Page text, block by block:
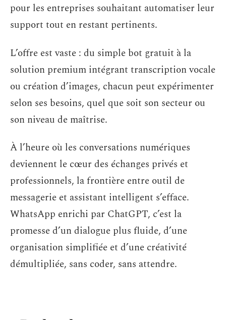
pour les entreprises souhaitant automatiser leur
support tout en restant pertinents.
L’offre est vaste : du simple bot gratuit à la
solution premium intégrant transcription vocale
ou création d’images, chacun peut expérimenter
selon ses besoins, quel que soit son secteur ou
son niveau de maîtrise.
À l’heure où les conversations numériques
deviennent le cœur des échanges privés et
professionnels, la frontière entre outil de
messagerie et assistant intelligent s’efface.
WhatsApp enrichi par ChatGPT, c’est la
promesse d’un dialogue plus fluide, d’une
organisation simplifiée et d’une créativité
démultipliée, sans coder, sans attendre.